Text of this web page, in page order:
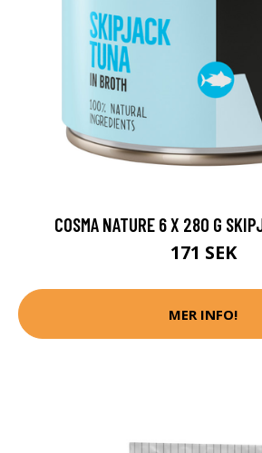
COSMA NATURE 6 X 280 G
171 SEK
MER INFO!